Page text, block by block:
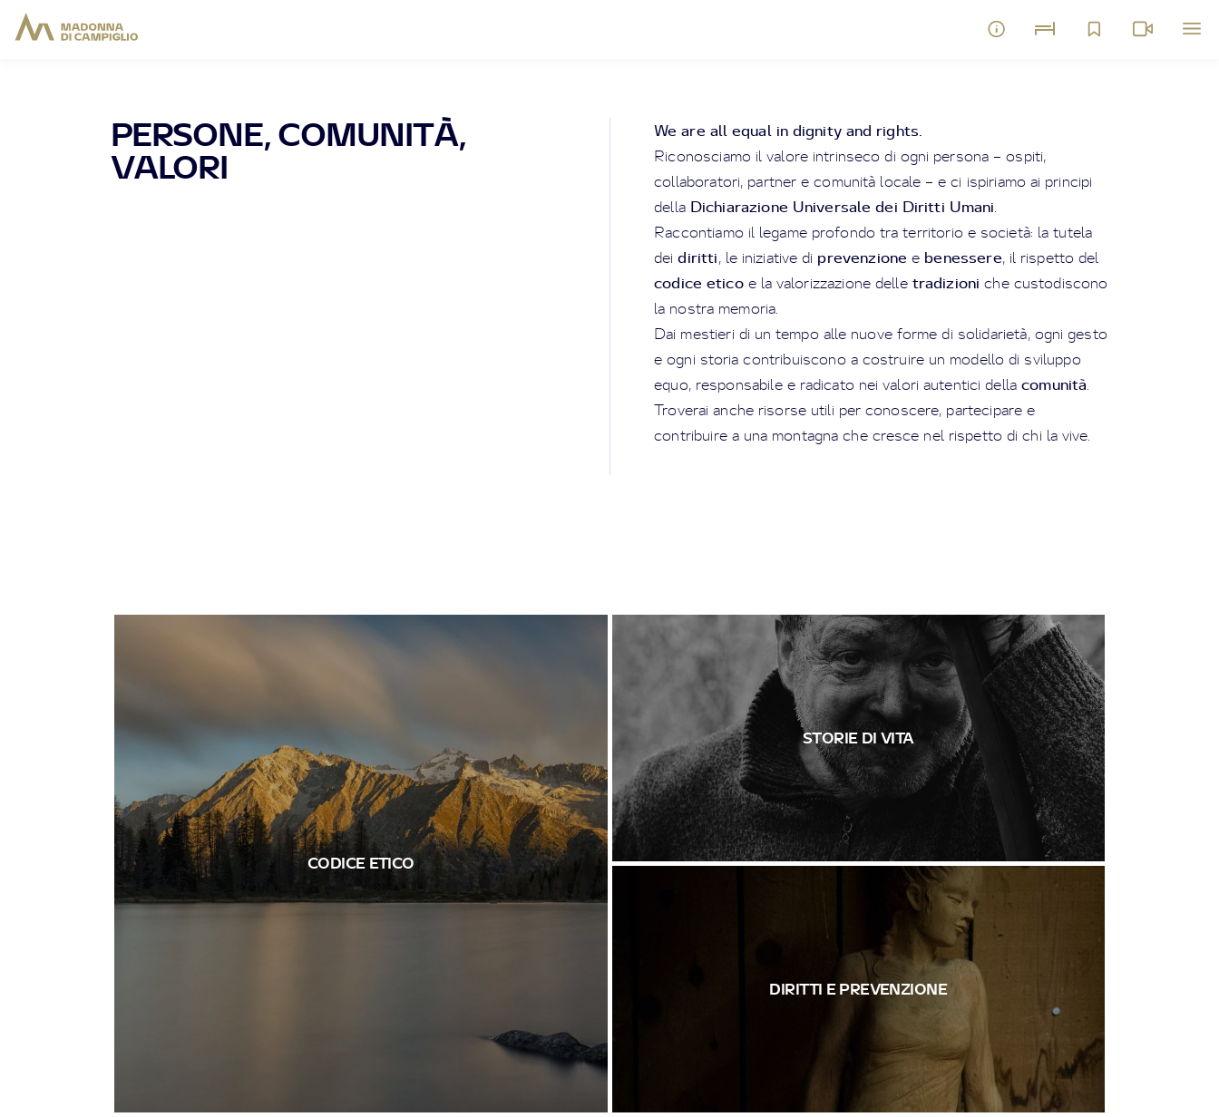
PERSONE, COMUNITÀ,
VALORI
We are all equal in dignity and rights.
Riconosciamo il valore intrinseco di ogni persona – ospiti,
collaboratori, partner e comunità locale – e ci ispiriamo ai principi
della Dichiarazione Universale dei Diritti Umani.
Raccontiamo il legame profondo tra territorio e società: la tutela
deidiritti, le iniziative di prevenzione e benessere, il rispetto del
codice eticoe la valorizzazione delle tradizioni che custodiscono
la nostra memoria.
Dai mestieri di un tempo alle nuove forme di solidarietà, ogni gesto
e ogni storia contribuiscono a costruire un modello di sviluppo
equo, responsabile e radicato nei valori autentici dellacomunità.
Troverai anche risorse utili per conoscere, partecipare e
contribuire a una montagna che cresce nel rispetto di chi la vive.
CODICE ETICO
STORIE DI VITA
DIRITTI E PREVENZIONE